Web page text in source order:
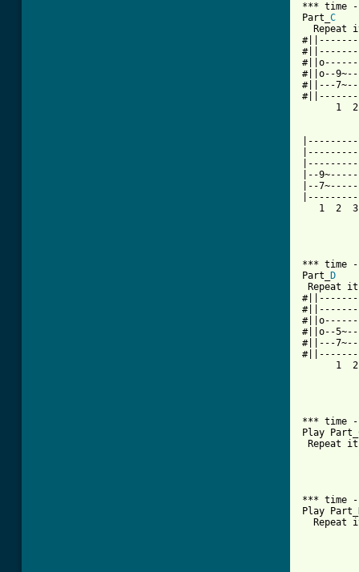
*** time -
Part_ C
Repeat
#||o--
#||---
1
|--
|--
1  2
*** time -
Part_
D
Repeat
#||o--
#||---
1
*** time -
Play
Repeat
*** time -
Play
Repeat